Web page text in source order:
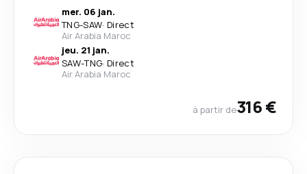
mer. 06 jan.
TNG-SAW· Direct
Air Arabia Maroc
jeu. 21 jan.
SAW-TNG· Direct
Air Arabia Maroc
à partir de316 €